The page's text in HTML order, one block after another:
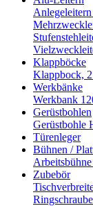
Anlegeleitern
Klappböcke
Klappbock,
Werkbänke
Werkbank
Gerüstbohlen
Gerüstbohle
Türenleger
Bühnen /
Arbeitsbühne
Zubebör
Ringschraube